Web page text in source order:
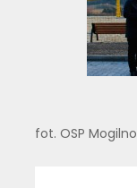
fot. OSP Mogilno